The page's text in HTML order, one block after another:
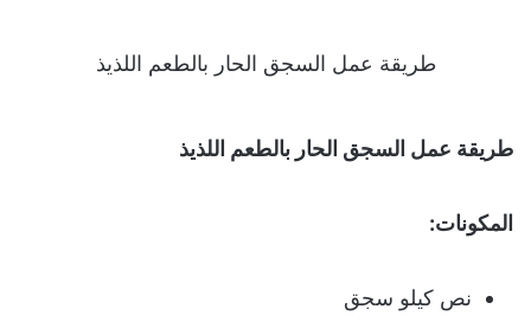
طريقة عمل السجق الحار بالطعم اللذيذ
طريقة عمل السجق الحار بالطعم اللذيذ
المكونات:
نص كيلو سجق